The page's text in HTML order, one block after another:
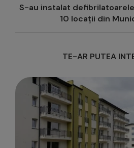
S-au instalat
10 locații din
TE-AR PUTEA